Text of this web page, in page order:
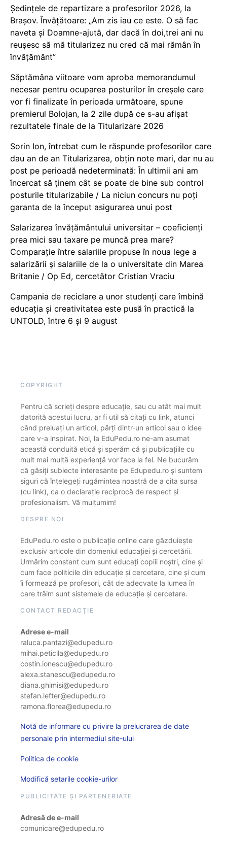
Ședințele de repartizare a profesorilor 2026, la
Brașov. Învățătoare: „Am zis iau ce este. O să fac
naveta și Doamne-ajută, dar dacă în doi,trei ani nu
reușesc să mă titularizez nu cred că mai rămân în
învățământ”
Săptămâna viitoare vom aproba memorandumul
necesar pentru ocuparea posturilor în creșele care
vor fi finalizate în perioada următoare, spune
premierul Bolojan, la 2 zile după ce s-au afișat
rezultatele finale de la Titularizare 2026
Sorin Ion, întrebat cum le răspunde profesorilor care
dau an de an Titularizarea, obțin note mari, dar nu au
post pe perioadă nedeterminată: În ultimii ani am
încercat să ținem cât se poate de bine sub control
posturile titularizabile / La niciun concurs nu poți
garanta de la început asigurarea unui post
Salarizarea învățământului universitar – coeficienți
prea mici sau taxare pe muncă prea mare?
Comparație între salariile propuse în noua lege a
salarizării și salariile de la o universitate din Marea
Britanie / Op Ed, cercetător Cristian Vraciu
Campania de reciclare a unor studenți care îmbină
educația și creativitatea este pusă în practică la
UNTOLD, între 6 și 9 august
COPYRIGHT
Pentru că scrieți despre educație, sau cu atât mai mult
datorită acestui lucru, ar fi util să citați cu link, atunci
când preluați un articol, părți dintr-un articol sau o idee
care v-a inspirat. Noi, la EduPedu.ro ne-am asumat
această conduită etică și sperăm că și publicațiile cu
mult mai multă experiență vor face la fel. Ne bucurăm
că găsiți subiecte interesante pe Edupedu.ro și suntem
siguri că înțelegeți rugămintea noastră de a cita sursa
(cu link), ca o declarație reciprocă de respect și
profesionalism. Vă mulțumim!
DESPRE NOI
EduPedu.ro este o publicație online care găzduiește
exclusiv articole din domeniul educației și cercetării.
Urmărim constant cum sunt educați copiii noștri, cine și
cum face politicile din educație și cercetare, cine și cum
îi formează pe profesori, cât de adecvate la lumea în
care trăim sunt sistemele de educație și cercetare.
CONTACT REDACȚIE
Adrese e-mail
raluca.pantazi@edupedu.ro
mihai.peticila@edupedu.ro
costin.ionescu@edupedu.ro
alexa.stanescu@edupedu.ro
diana.ghimisi@edupedu.ro
stefan.lefter@edupedu.ro
ramona.florea@edupedu.ro
Notă de informare cu privire la prelucrarea de date
personale prin intermediul site-ului
Politica de cookie
Modifică setarile cookie-urilor
PUBLICITATE ȘI PARTENERIATE
Adresă de e-mail
comunicare@edupedu.ro